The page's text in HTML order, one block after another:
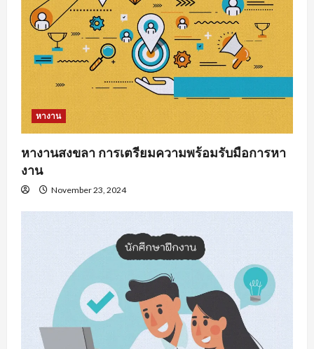
หางาน
หางานสงขลา การเตรียมความพร้อมรับมือการหา
งาน
November 23, 2024